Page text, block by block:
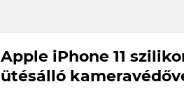
Apple iPhone 11
ütésálló